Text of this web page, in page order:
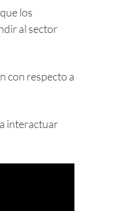
los
al sector
con respecto a
interactuar